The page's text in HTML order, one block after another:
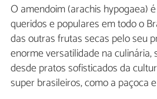
O amendoim (arachis hypogaea)
queridos e populares em todo o
das outras frutas secas pelo seu
enorme versatilidade na
desde pratos sofisticados da
super brasileiros, como a paçoca